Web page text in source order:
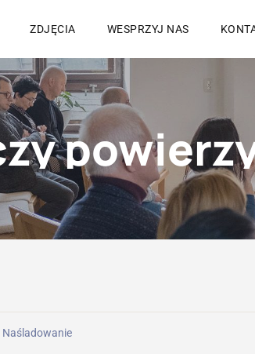
ZDJĘCIA WESPRZYJ NAS
Naśladowanie